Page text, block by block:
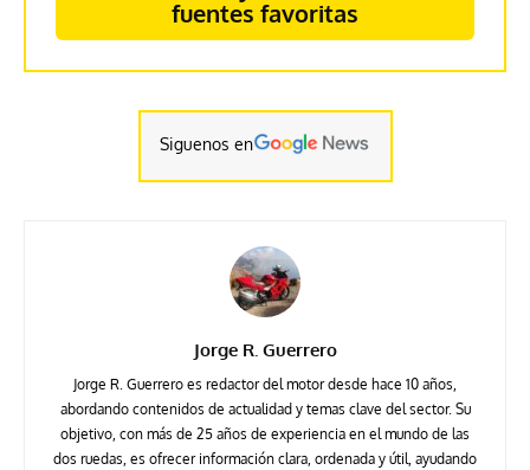
fuentes favoritas
Siguenos en
Jorge R. Guerrero
Jorge R. Guerrero es redactor del motor desde hace 10 años,
abordando contenidos de actualidad y temas clave del sector. Su
objetivo, con más de 25 años de experiencia en el mundo de las
dos ruedas, es ofrecer información clara, ordenada y útil, ayudando